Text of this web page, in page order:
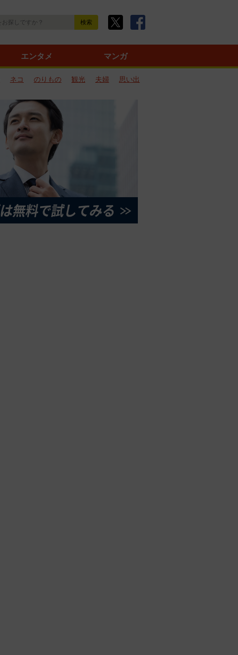
エンタメ マンガ
ネコ のりもの 観光 夫婦
思い出